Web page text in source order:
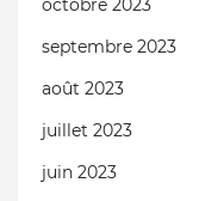
septembre 2023
août 2023
juillet 2023
juin 2023